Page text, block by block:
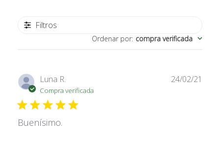
Filtros
Ordenar por: compra verificada
Luna R.
Compra verificada
Buenísimo.
24/02/21